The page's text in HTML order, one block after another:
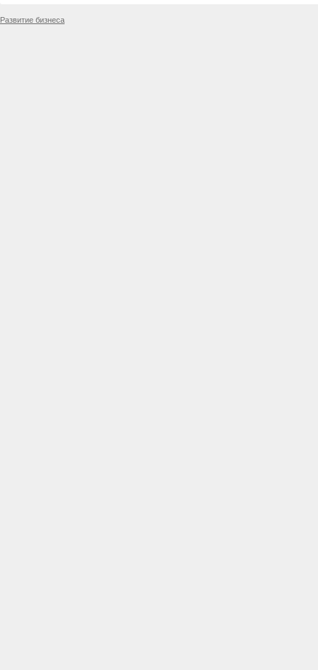
Развитие бизнеса